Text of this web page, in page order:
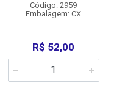
Código: 2959
Embalagem: CX
R$ 52,00